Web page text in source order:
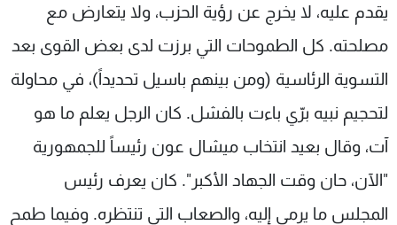
يقدم عليه، لا يخرج عن رؤية الحزب، ولا يتعارض مع
مصلحته. كل الطموحات التي برزت لدى بعض القوى بعد
التسوية الرئاسية (ومن بينهم باسيل تحديداً)، في محاولة
لتحجيم نبيه برّي باءت بالفشل. كان الرجل يعلم ما هو
آت، وقال بعيد انتخاب ميشال عون رئيساً للجمهورية
"الآن، حان وقت الجهاد الأكبر". كان يعرف رئيس
المجلس ما يرمي إليه، والصعاب التي تنتظره. وفيما طمح